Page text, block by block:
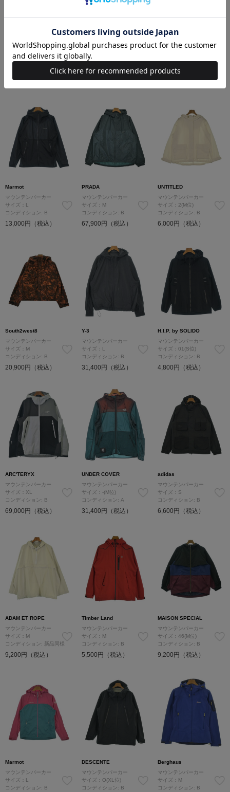
soerte
マウンテンパーカー
サイズ：2(M位)
6,600円（税込）
THE NORTH FACE
マウンテンパーカー
サイズ：M
コンディション: A
17,000円（税込）
GOLDWIN
サイズ：M
コンディション: B
14,300円（税込）
Marmot
マウンテンパーカー
サイズ：L
コンディション: B
13,000円（税込）
PRADA
マウンテンパーカー
サイズ：M
コンディション: B
67,900円（税込）
UNTITLED
マウンテンパーカー
サイズ：2(M位)
コンディション: B
6,000円（税込）
South2west8
マウンテンパーカー
サイズ：M
コンディション: B
20,900円（税込）
Y-3
マウンテンパーカー
サイズ：L
コンディション: B
31,400円（税込）
H.I.P. by SOLIDO
マウンテンパーカー
サイズ：01(S位)
コンディション: B
4,800円（税込）
ARC'TERYX
マウンテンパーカー
サイズ：XL
コンディション: B
69,000円（税込）
UNDER COVER
マウンテンパーカー
サイズ：-(M位)
コンディション: A
31,400円（税込）
adidas
マウンテンパーカー
サイズ：S
コンディション: B
6,600円（税込）
ADAM ET ROPE
マウンテンパーカー
サイズ：M
コンディション: 新品同様
9,200円（税込）
Timber Land
マウンテンパーカー
サイズ：M
コンディション: B
5,500円（税込）
MAISON SPECIAL
マウンテンパーカー
サイズ：46(M位)
コンディション: B
9,200円（税込）
Marmot
マウンテンパーカー
サイズ：L
コンディション: B
DESCENTE
マウンテンパーカー
サイズ：O(XL位)
コンディション: B
Berghaus
マウンテンパーカー
サイズ：M
コンディション: B